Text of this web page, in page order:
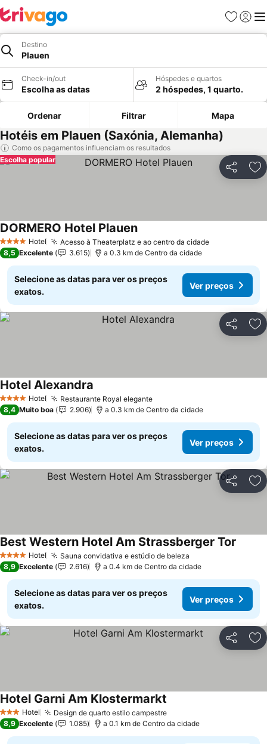
Favoritos
Iniciar
Destino
Plauen
Check-in/out
Escolha as datas
Hóspedes e quartos
2 hóspedes, 1 quarto.
Ordenar Filtrar Mapa
Hotéis em Plauen (Saxónia, Alemanha)
Como os pagamentos influenciam os resultados
Partilhar
Escolha popular
4 EstrelasHotel Acesso à Theaterplatz e ao centro da cidadeVer preços
DORMERO Hotel PlauenVer preços
8,5 Excelente 3.615 a 0.3 km de Centro da cidade
Selecione as datas para ver os preços
exatos.
Ver preços
Partilhar
4 EstrelasHotel Restaurante Royal eleganteVer preços
Hotel Alexandra
8,4 Muito boa 2.906 a 0.3 km de Centro da cidade
Selecione as datas para ver os preços
exatos.
Ver preços
Partilhar
4 EstrelasHotel Sauna convidativa e estúdio de beleza
Best Western Hotel Am Strassberger Tor
8,9 Excelente 2.616 a 0.4 km de Centro da cidade
Selecione as datas para ver os preços
exatos.
Ver preços
Partilhar
3 EstrelasHotel Design de quarto estilo campestreVer preços
Hotel Garni Am Klostermarkt
8,9 Excelente 1.085 a 0.1 km de Centro da cidade